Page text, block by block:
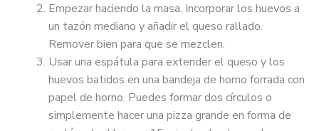
Empezar haciendo la masa. Incorporar los huevos a
un tazón mediano y añadir el queso rallado.
Remover bien para que se mezclen.
Usar una espátula para extender el queso y los
huevos batidos en una bandeja de horno forrada con
papel de horno. Puedes formar dos círculos o
simplemente hacer una pizza grande en forma de